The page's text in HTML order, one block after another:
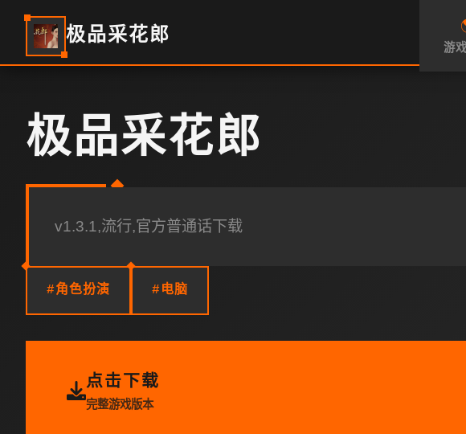
极品采花郎
游
极品采花郎
v1.3.1,流行,官方普通话下载
#角色扮演 #电脑
点击下载
完整游戏版本